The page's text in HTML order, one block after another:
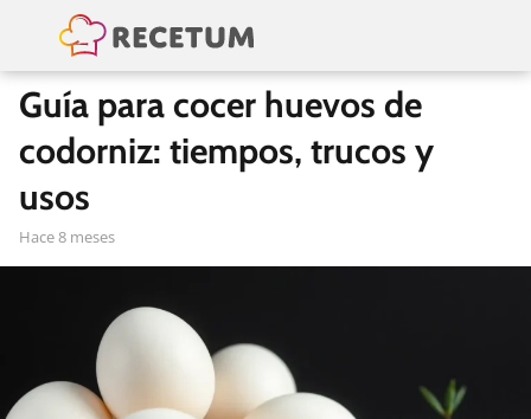
Guía para cocer huevos de
codorniz: tiempos, trucos y
usos
hace 8 meses